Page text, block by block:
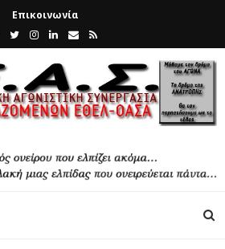
Επικοινωνία